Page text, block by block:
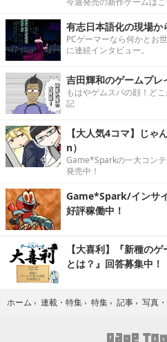
有志日本語化の現場か
PCゲーマーなら何かとお
に連続インタビュー。
吉田輝和のゲームプレ
もはやゲムスパの顔！ど
記
【大人気4コマ】じ
n）
Game*Sparkの一大コン
発売中！
Game*Spark/インサ
好評稼働中！
【大喜利】『新種の
とは？』回答募集中！
ホーム › 連載・特集 › 特集 › 記事 › 写真